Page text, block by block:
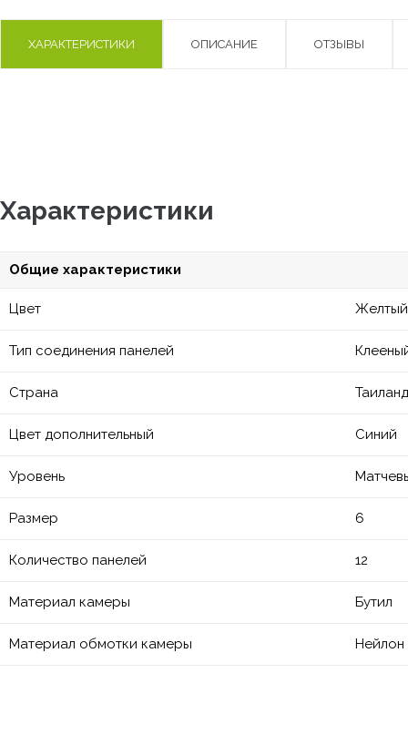
ХАРАКТЕРИСТИКИ ОПИСАНИЕ ОТЗЫВЫ
Характеристики
Общие характеристики
Цвет Желтый
Тип соединения панелей
Страна Таиланд
Цвет дополнительный Синий
Уровень
Размер 6
Количество панелей 12
Материал камеры Бутил
Материал обмотки камеры Нейлон